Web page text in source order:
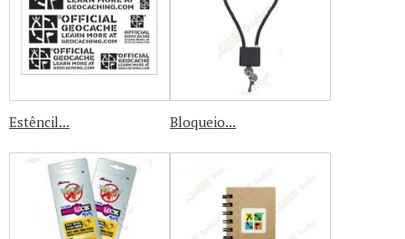
Estêncil... Bloqueio...